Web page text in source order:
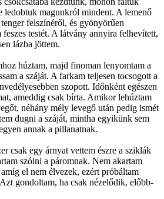
ledobtuk magunkról mindent. A lemenő
felszínéről, és gyönyörűen
testét. A látvány annyira felhevített,
lázba jöttem.
húztam, majd finoman lenyomtam a
a száját. A farkam teljesen tocsogott a
szopott. Időnként egészen
ameddig csak bírta. Amikor lehúztam
néhány mély levegő után pedig ismét
dugni a száját, mintha egyikünk sem
annak a pillanatnak.
csak egy árnyat vettem észre a sziklák
szólni a páromnak. Nem akartam
el nem élvezek, ezért próbáltam
gondoltam, ha csak nézelődik, előbb-